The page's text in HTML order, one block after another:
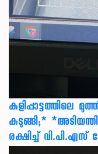
കളിപ്പാട്ടത്തിലെ
കുടുങ്ങി;*
രക്ഷ‍ിച്ച്